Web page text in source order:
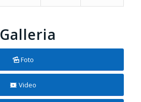
Galleria
Foto
Video